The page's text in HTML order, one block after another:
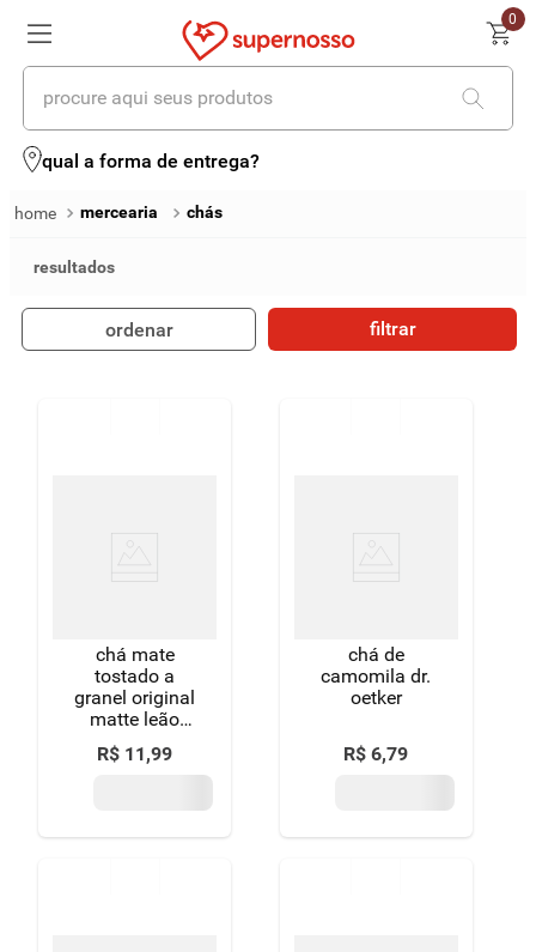
0
procure aqui seus produtos
qual a forma de entrega?
mercearia chás
ordenar filtrar
chá mate
tostado a
granel original
matte leão
caixa 250g
embalagem
R$ 11,99
chá de
camomila dr.
oetker
R$ 6,79
termos mais buscados
4º iogurte
chocolate